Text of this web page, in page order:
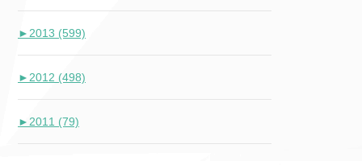
► 2013 (599)
► 2012 (498)
► 2011 (79)